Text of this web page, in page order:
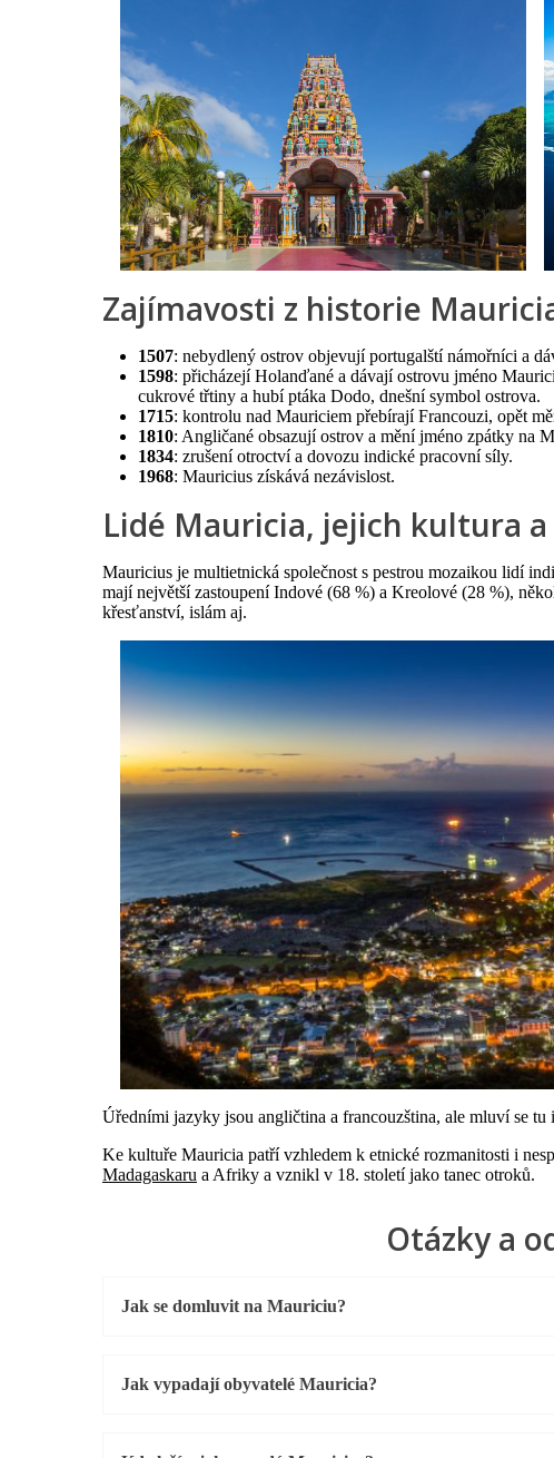
Zajímavosti z historie
1507: nebydlený ostrov objevují portugalští námořníci a
1598: přicházejí Holanďané a dávají ostrovu jméno
cukrové třtiny a hubí ptáka Dodo, dnešní symbol ostrova.
1715: kontrolu nad Mauriciem přebírají Francouzi, opět
1810: Angličané obsazují ostrov a mění jméno zpátky na
1834: zrušení otroctví a dovozu indické pracovní síly.
1968: Mauricius získává nezávislost.
Lidé Mauricia, jejich kultura
Mauricius je multietnická společnost s pestrou mozaikou lidí
mají největší zastoupení Indové (68 %) a Kreolové (28 %),
křesťanství, islám aj.
Úředními jazyky jsou angličtina a francouzština, ale mluví se
Ke kultuře Mauricia patří vzhledem k etnické rozmanitosti i
Madagaskaru a Afriky a vznikl v 18. století jako tanec otroků.
Otázky a
Jak se domluvit na Mauriciu?
Jak vypadají obyvatelé Mauricia?